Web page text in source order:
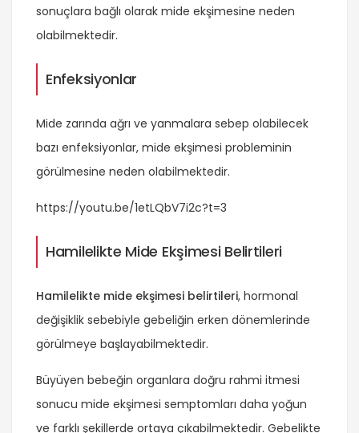
sonuçlara bağlı olarak mide ekşimesine neden
olabilmektedir.
Enfeksiyonlar
Mide zarında ağrı ve yanmalara sebep olabilecek
bazı enfeksiyonlar, mide ekşimesi probleminin
görülmesine neden olabilmektedir.
https://youtu.be/1etLQbV7i2c?t=3
Hamilelikte Mide Ekşimesi Belirtileri
Hamilelikte mide ekşimesi belirtileri, hormonal
değişiklik sebebiyle gebeliğin erken dönemlerinde
görülmeye başlayabilmektedir.
Büyüyen bebeğin organlara doğru rahmi itmesi
sonucu mide ekşimesi semptomları daha yoğun
ve farklı şekillerde ortaya çıkabilmektedir. Gebelikte